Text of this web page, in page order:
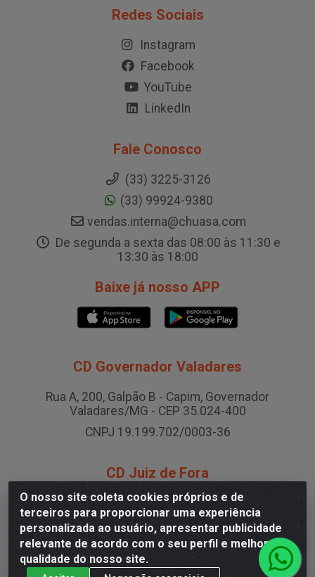
O nosso site coleta cookies próprios e de
terceiros para proporcionar uma experiência
personalizada ao usuário, apresentar publicidade
relevante de acordo com o seu perfil e melhorar a
qualidade do nosso site.
Redes Sociais
Instagram
Facebook
YouTube
LinkedIn
Fale Conosco
(33) 3225-3126
(33) 99924-9380
vendas.interna@chuasa.com
De segunda a sexta das 08:00 às 11:30 e
13:30 às 18:00
Baixe já nosso APP
CD Governador Valadares
Rua A, 200, Galpão B - Capim, Governador
Valadares/MG - CEP 35.024-400
CNPJ 19.199.702/0003-36
CD Juiz de Fora
Rodovia BR-040 , Nº 0, Área B2 Condominio Brasil
LOG - São Pedro, Juiz de Fora/MG
CNPJ 19.199.702/0005-06